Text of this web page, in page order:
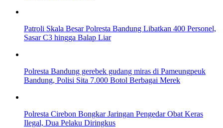
Patroli Skala Besar Polresta Bandung Libatkan 400 Personel,
Sasar C3 hingga Balap Liar
Polresta Bandung gerebek gudang miras di Pameungpeuk
Bandung, Polisi Sita 7.000 Botol Berbagai Merek
Polresta Cirebon Bongkar Jaringan Pengedar Obat Keras
Ilegal, Dua Pelaku Diringkus